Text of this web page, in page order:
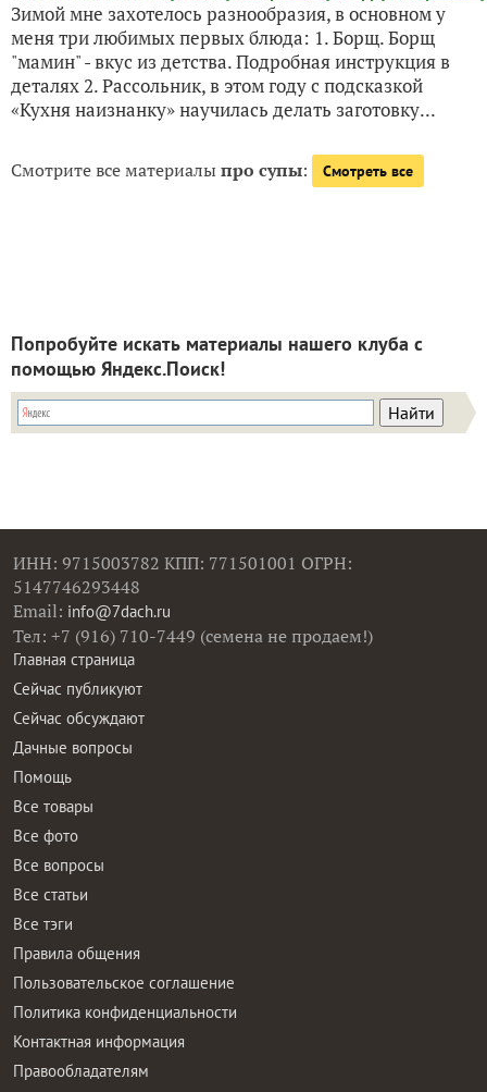
Зимой мне захотелось разнообразия, в основном у
меня три любимых первых блюда: 1. Борщ. Борщ
"мамин" - вкус из детства. Подробная инструкция в
деталях 2. Рассольник, в этом году с подсказкой
«Кухня наизнанку» научилась делать заготовку...
Смотрите все материалыпро супы: Смотреть все
Попробуйте искать материалы нашего клуба с
помощью Яндекс.Поиск!
ИНН: 9715003782 КПП: 771501001 ОГРН:
5147746293448
Email: info@7dach.ru
Тел: +7 (916) 710-7449 (семена не продаем!)
Главная страница
Сейчас публикуют
Сейчас обсуждают
Дачные вопросы
Помощь
Все товары
Все фото
Все вопросы
Все статьи
Все тэги
Правила общения
Пользовательское соглашение
Политика конфиденциальности
Контактная информация
Правообладателям